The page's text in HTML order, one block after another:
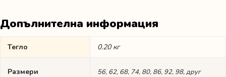
Допълнителна информация
Тегло 0.20 кг
Размери 56, 62, 68, 74, 80, 86, 92, 98, друг